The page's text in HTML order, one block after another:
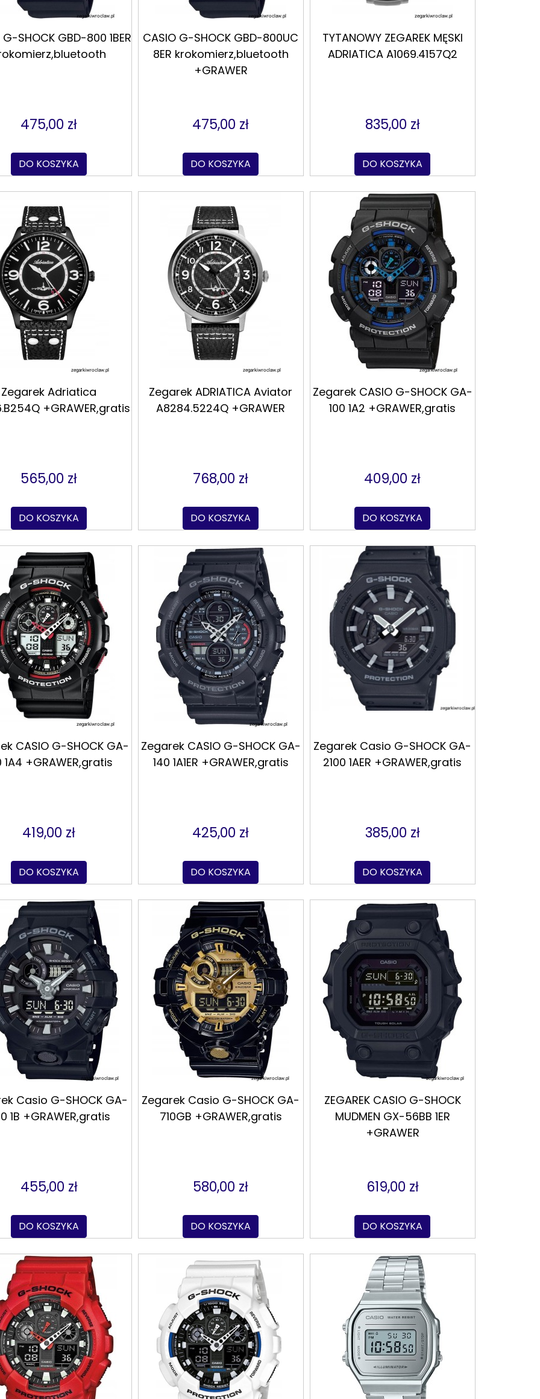
SHOCK GBD-800 1BER
475,00 zł
DO KOSZYKA
CASIO G-SHOCK GBD-800UC
8ER krokomierz,bluetooth
+GRAWER
475,00 zł
DO KOSZYKA
TYTANOWY ZEGAREK MĘSKI
ADRIATICA A1069.4157Q2
835,00 zł
DO KOSZYKA
Zegarek Adriatica
+GRAWER,gratis
565,00 zł
DO KOSZYKA
Zegarek ADRIATICA Aviator
A8284.5224Q +GRAWER
768,00 zł
DO KOSZYKA
Zegarek CASIO G-SHOCK GA-
100 1A2 +GRAWER,gratis
409,00 zł
DO KOSZYKA
CASIO G-SHOCK GA-
1A4 +GRAWER,gratis
419,00 zł
DO KOSZYKA
Zegarek CASIO G-SHOCK GA-
140 1A1ER +GRAWER,gratis
425,00 zł
DO KOSZYKA
Zegarek Casio G-SHOCK GA-
2100 1AER +GRAWER,gratis
385,00 zł
DO KOSZYKA
Casio G-SHOCK GA-
1B +GRAWER,gratis
455,00 zł
DO KOSZYKA
Zegarek Casio G-SHOCK GA-
710GB +GRAWER,gratis
580,00 zł
DO KOSZYKA
ZEGAREK CASIO G-SHOCK
MUDMEN GX-56BB 1ER
+GRAWER
619,00 zł
DO KOSZYKA